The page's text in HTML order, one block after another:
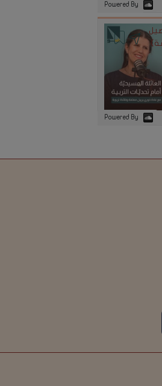
Powered By
Powered By